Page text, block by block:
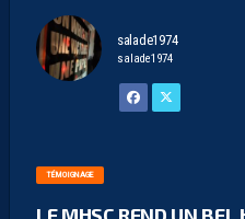
salade1974
salade1974
TÉMOIGNAGE